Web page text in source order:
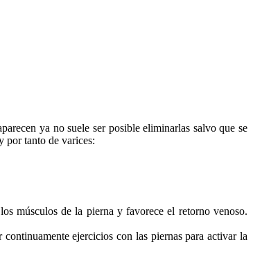
ya no suele ser posible eliminarlas salvo que se
por tanto de varices:
músculos de la pierna y favorece el retorno venoso.
ejercicios con las piernas para activar la